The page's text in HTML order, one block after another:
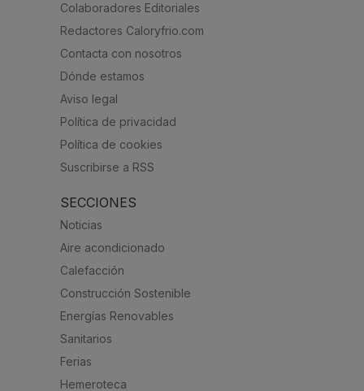
Colaboradores Editoriales
Redactores Caloryfrio.com
Contacta con nosotros
Dónde estamos
Aviso legal
Política de privacidad
Política de cookies
Suscribirse a RSS
SECCIONES
Noticias
Aire acondicionado
Calefacción
Construcción Sostenible
Energías Renovables
Sanitarios
Ferias
Hemeroteca